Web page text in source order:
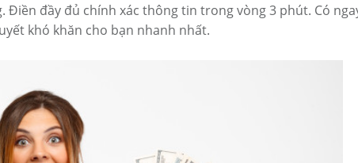
đầy đủ chính xác thông tin trong vòng 3 phút. Có
khó khăn cho bạn nhanh nhất.